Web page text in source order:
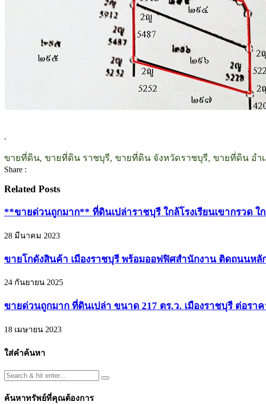
.
ขายที่ดิน, ขายที่ดิน ราชบุรี, ขายที่ดิน จังหวัดราชบุรี, ขายที่ดิน อำ
Share :
Related Posts
**ขายด่วนถูกมาก** ที่ดินเปล่าราชบุรี ใกล้โรงเรียนเขากรวด
28 มีนาคม 2023
ขายโกดังสินค้า เมืองราชบุรี พร้อมออฟฟิศสำนักงาน ติดถนนหลัก
24 กันยายน 2025
ขายด่วนถูกมาก ที่ดินเปล่า ขนาด 217 ตร.ว. เมืองราชบุรี ต่อรา
18 เมษายน 2023
ใส่คำค้นหา
ค้นหาทรัพย์ที่คุณต้องการ